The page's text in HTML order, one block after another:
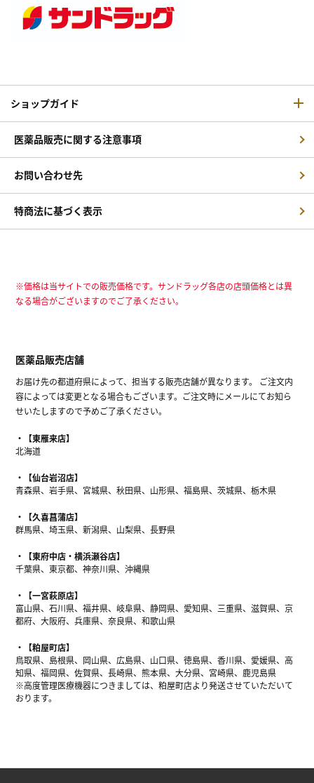
ショップガイド
医薬品販売に関する注意事項
お問い合わせ先
特商法に基づく表示
※価格は当サイトでの販売価格です。サンドラッグ各店の店頭価格とは異
なる場合がございますのでご了承ください。
医薬品販売店舗
お届け先の都道府県によって、担当する販売店舗が異なります。 ご注文内
容によっては変更となる場合もございます。ご注文時にメールにてお知ら
せいたしますので予めご了承ください。
【東雁来店】
北海道
【仙台岩沼店】
青森県、岩手県、宮城県、秋田県、山形県、福島県、茨城県、栃木県
【久喜菖蒲店】
群馬県、埼玉県、新潟県、山梨県、長野県
【東府中店・横浜瀬谷店】
千葉県、東京都、神奈川県、沖縄県
【一宮萩原店】
富山県、石川県、福井県、岐阜県、静岡県、愛知県、三重県、滋賀県、京
都府、大阪府、兵庫県、奈良県、和歌山県
【粕屋町店】
鳥取県、島根県、岡山県、広島県、山口県、徳島県、香川県、愛媛県、高
知県、福岡県、佐賀県、長崎県、熊本県、大分県、宮崎県、鹿児島県
※高度管理医療機器につきましては、粕屋町店より発送させていただいて
おります。